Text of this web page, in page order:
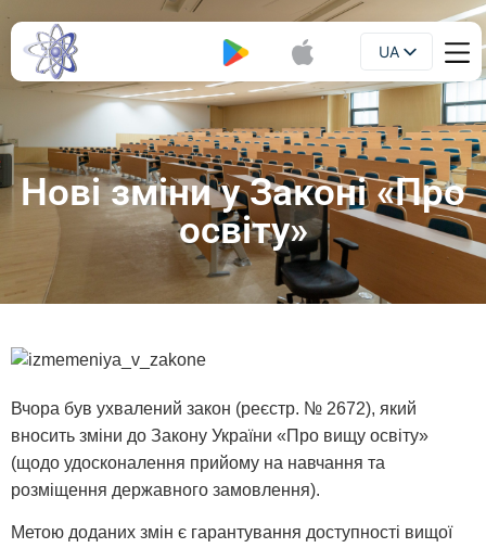
UA
EN
Нові зміни у Законі «Про
освіту»
Вчора був ухвалений закон (реєстр. № 2672), який
вносить зміни до Закону України «Про вищу освіту»
(щодо удосконалення прийому на навчання та
розміщення державного замовлення).
Метою доданих змін є гарантування доступності вищої